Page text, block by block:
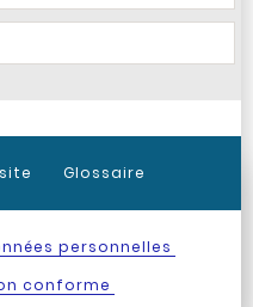
Glossaire
personnelles
conforme